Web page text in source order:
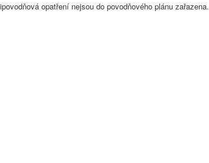
opatření nejsou do povodňového plánu zařazena.